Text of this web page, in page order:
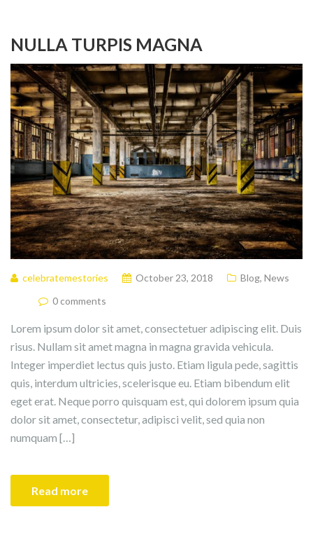
NULLA TURPIS MAGNA
celebratemestories October 23, 2018 Blog, News
0 comments
Lorem ipsum dolor sit amet, consectetuer adipiscing elit. Duis
risus. Nullam sit amet magna in magna gravida vehicula.
Integer imperdiet lectus quis justo. Etiam ligula pede, sagittis
quis, interdum ultricies, scelerisque eu. Etiam bibendum elit
eget erat. Neque porro quisquam est, qui dolorem ipsum quia
dolor sit amet, consectetur, adipisci velit, sed quia non
numquam […]
Read more